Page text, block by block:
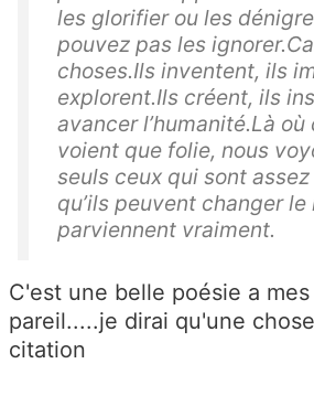
les glorifier ou les
pouvez pas les
choses.Ils inventent, ils
explorent.Ils créent, ils
avancer l’humanité.Là
voient que folie, nous
seuls ceux qui sont
qu’ils peuvent changer
parviennent vraiment.
C'est une belle poésie a
pareil.....je dirai qu'une
citation